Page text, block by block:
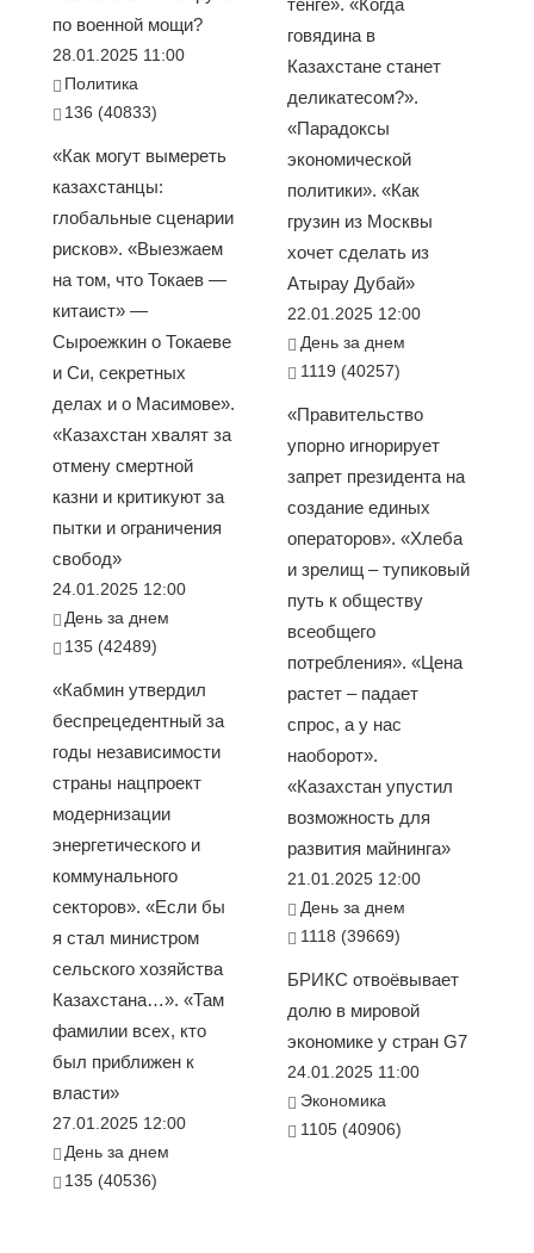
по военной мощи?
28.01.2025 11:00
Политика
136 (40833)
«Как могут вымереть
казахстанцы:
глобальные сценарии
рисков». «Выезжаем
на том, что Токаев —
китаист» —
Сыроежкин о Токаеве
и Си, секретных
делах и о Масимове».
«Казахстан хвалят за
отмену смертной
казни и критикуют за
пытки и ограничения
свобод»
24.01.2025 12:00
День за днем
135 (42489)
«Кабмин утвердил
беспрецедентный за
годы независимости
страны нацпроект
модернизации
энергетического и
коммунального
секторов». «Если бы
я стал министром
сельского хозяйства
Казахстана…». «Там
фамилии всех, кто
был приближен к
власти»
27.01.2025 12:00
День за днем
135 (40536)
тенге». «Когда
говядина в
Казахстане станет
деликатесом?».
«Парадоксы
экономической
политики». «Как
грузин из Москвы
хочет сделать из
Атырау Дубай»
22.01.2025 12:00
День за днем
1119 (40257)
«Правительство
упорно игнорирует
запрет президента на
создание единых
операторов». «Хлеба
и зрелищ – тупиковый
путь к обществу
всеобщего
потребления». «Цена
растет – падает
спрос, а у нас
наоборот».
«Казахстан упустил
возможность для
развития майнинга»
21.01.2025 12:00
День за днем
1118 (39669)
БРИКС отвоёвывает
долю в мировой
экономике у стран G7
24.01.2025 11:00
Экономика
1105 (40906)